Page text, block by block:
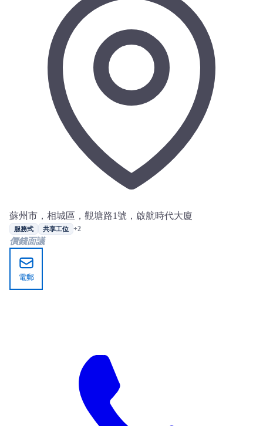
蘇州市，相城區，觀塘路1號，啟航時代大廈
服務式 共享工位 +2
價錢面議
電郵